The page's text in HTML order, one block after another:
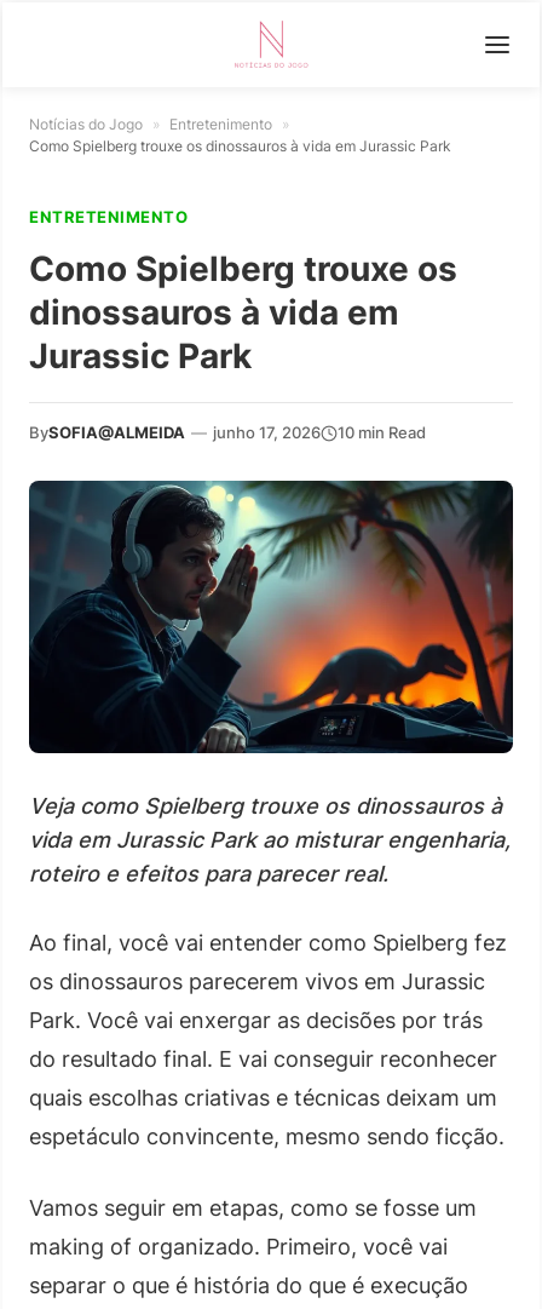
Notícias do Jogo » Entretenimento »
Como Spielberg trouxe os dinossauros à vida em Jurassic Park
ENTRETENIMENTO
Como Spielberg trouxe os
dinossauros à vida em
Jurassic Park
BySOFIA@ALMEIDA — junho 17, 2026 10 min Read
Veja como Spielberg trouxe os dinossauros à
vida em Jurassic Park ao misturar engenharia,
roteiro e efeitos para parecer real.
Ao final, você vai entender como Spielberg fez
os dinossauros parecerem vivos em Jurassic
Park. Você vai enxergar as decisões por trás
do resultado final. E vai conseguir reconhecer
quais escolhas criativas e técnicas deixam um
espetáculo convincente, mesmo sendo ficção.
Vamos seguir em etapas, como se fosse um
making of organizado. Primeiro, você vai
separar o que é história do que é execução